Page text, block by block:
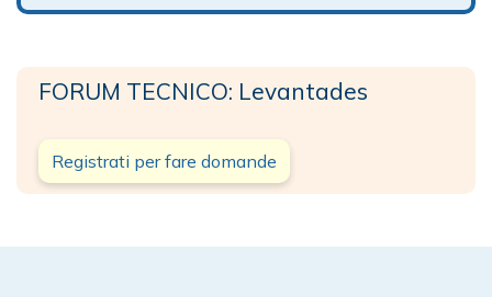
FORUM TECNICO: Levantades
Registrati per fare domande